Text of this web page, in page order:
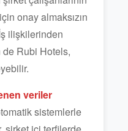
onay almaksızın
ilişkilerinden
Rubi Hotels,
veriler
sistemlerle